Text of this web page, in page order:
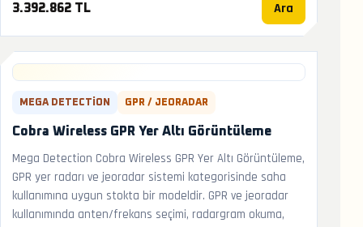
3.392.862 TL Ara
MEGA DETECTION GPR / JEORADAR
Cobra Wireless GPR Yer Altı Görüntüleme
Mega Detection Cobra Wireless GPR Yer Altı Görüntüleme,
GPR yer radarı ve jeoradar sistemi kategorisinde saha
kullanımına uygun stokta bir modeldir. GPR ve jeoradar
kullanımında anten/frekans seçimi, radargram okuma,